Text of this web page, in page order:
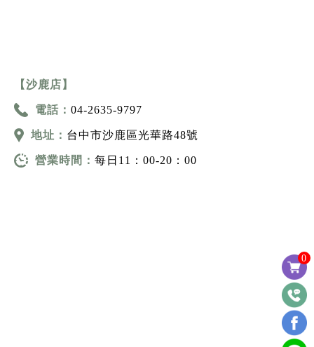
0
【沙鹿店】
電話： 04-2635-9797
地址： 台中市沙鹿區光華路48號
營業時間： 每日11：00-20：00